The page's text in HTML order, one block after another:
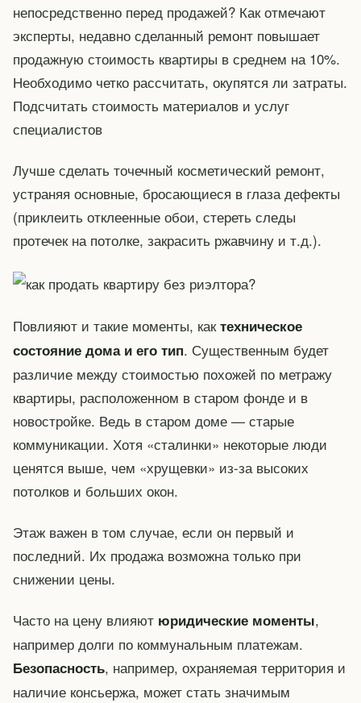
непосредственно перед продажей? Как отмечают
эксперты, недавно сделанный ремонт повышает
продажную стоимость квартиры в среднем на 10%.
Необходимо четко рассчитать, окупятся ли затраты.
Подсчитать стоимость материалов и услуг
специалистов
Лучше сделать точечный косметический ремонт,
устраняя основные, бросающиеся в глаза дефекты
(приклеить отклеенные обои, стереть следы
протечек на потолке, закрасить ржавчину и т.д.).
Повлияют и такие моменты, кактехническое
состояние дома и его тип. Существенным будет
различие между стоимостью похожей по метражу
квартиры, расположенном в старом фонде и в
новостройке. Ведь в старом доме — старые
коммуникации. Хотя «сталинки» некоторые люди
ценятся выше, чем «хрущевки» из-за высоких
потолков и больших окон.
Этаж важен в том случае, если он первый и
последний. Их продажа возможна только при
снижении цены.
Часто на цену влияют юридические моменты,
например долги по коммунальным платежам.
Безопасность, например, охраняемая территория и
наличие консьержа, может стать значимым